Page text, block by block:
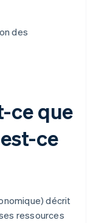
des
ce que
ce
décrit
ressources